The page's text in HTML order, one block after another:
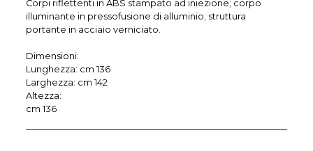
Corpi riflettenti in ABS stampato ad iniezione; corpo
illuminante in pressofusione di alluminio; struttura
portante in acciaio verniciato.
Dimensioni:
Lunghezza: cm 136
Larghezza: cm 142
Altezza:
cm 136